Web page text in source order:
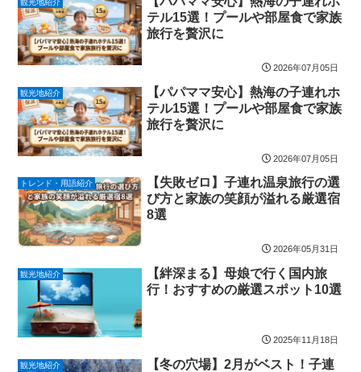
観光地紹介
テル15選！プールや部屋食で家族
旅行を贅沢に
2026年07月05日
観光地紹介
【パパママ安心】熱海の子連れホ
テル15選！プールや部屋食で家族
旅行を贅沢に
2026年07月05日
トレンド・用語紹介
【失敗ゼロ】子連れ温泉旅行の選
び方と家族の笑顔が溢れる厳選宿
8選
2026年05月31日
観光地紹介
【絆深まる】母娘で行く国内旅
行！おすすめの厳選スポット10選
2025年11月18日
観光地紹介
【冬の穴場】2月がベスト！子連